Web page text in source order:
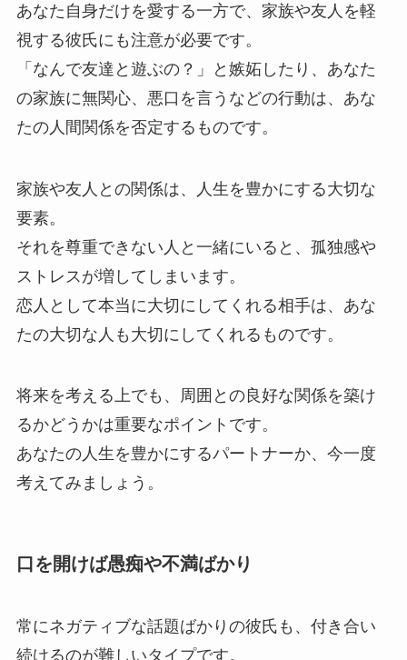
あなた自身だけを愛する一方で、家族や友人を軽
視する彼氏にも注意が必要です。
「なんで友達と遊ぶの？」と嫉妬したり、あなた
の家族に無関心、悪口を言うなどの行動は、あな
たの人間関係を否定するものです。
家族や友人との関係は、人生を豊かにする大切な
要素。
それを尊重できない人と一緒にいると、孤独感や
ストレスが増してしまいます。
恋人として本当に大切にしてくれる相手は、あな
たの大切な人も大切にしてくれるものです。
将来を考える上でも、周囲との良好な関係を築け
るかどうかは重要なポイントです。
あなたの人生を豊かにするパートナーか、今一度
考えてみましょう。
口を開けば愚痴や不満ばかり
常にネガティブな話題ばかりの彼氏も、付き合い
続けるのが難しいタイプです。